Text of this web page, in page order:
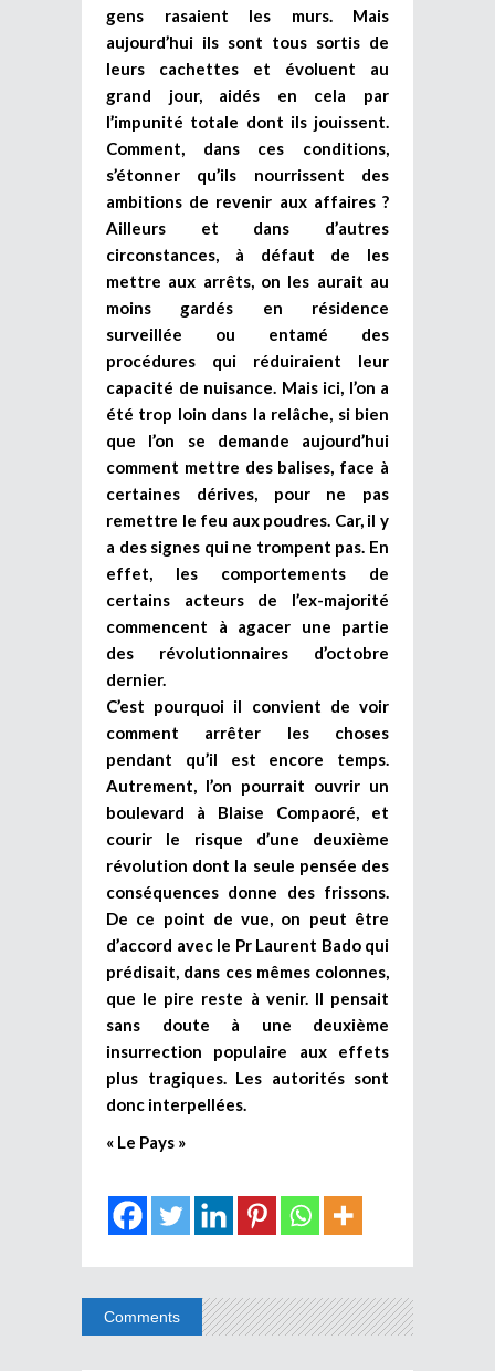
gens rasaient les murs. Mais
aujourd’hui ils sont tous sortis de
leurs cachettes et évoluent au
grand jour, aidés en cela par
l’impunité totale dont ils jouissent.
Comment, dans ces conditions,
s’étonner qu’ils nourrissent des
ambitions de revenir aux affaires ?
Ailleurs et dans d’autres
circonstances, à défaut de les
mettre aux arrêts, on les aurait au
moins gardés en résidence
surveillée ou entamé des
procédures qui réduiraient leur
capacité de nuisance. Mais ici, l’on a
été trop loin dans la relâche, si bien
que l’on se demande aujourd’hui
comment mettre des balises, face à
certaines dérives, pour ne pas
remettre le feu aux poudres. Car, il y
a des signes qui ne trompent pas. En
effet, les comportements de
certains acteurs de l’ex-majorité
commencent à agacer une partie
des révolutionnaires d’octobre
dernier.
C’est pourquoi il convient de voir
comment arrêter les choses
pendant qu’il est encore temps.
Autrement, l’on pourrait ouvrir un
boulevard à Blaise Compaoré, et
courir le risque d’une deuxième
révolution dont la seule pensée des
conséquences donne des frissons.
De ce point de vue, on peut être
d’accord avec le Pr Laurent Bado qui
prédisait, dans ces mêmes colonnes,
que le pire reste à venir. Il pensait
sans doute à une deuxième
insurrection populaire aux effets
plus tragiques. Les autorités sont
donc interpellées.
« Le Pays »
Comments